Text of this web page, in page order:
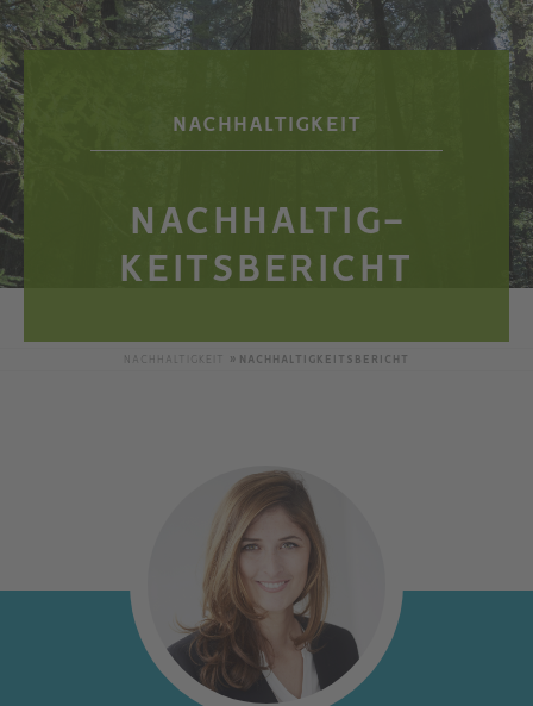
NACHHALTIGKEIT
NACHHALTIG­
KEITSBERICHT
NACHHALTIGKEITSBERICHT